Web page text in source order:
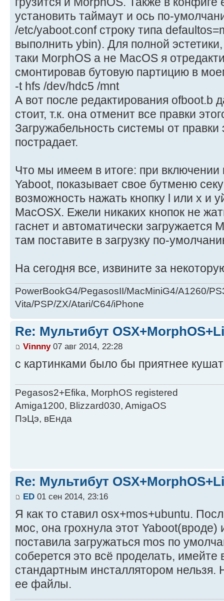
установить таймаут и ось по-
/etc/yaboot.conf строку типа
выполнить ybin). Для полной
таки MorphOS а не MacOS я
смонтировав бутовую партицию в
-t hfs /dev/hdc5 /mnt
А вот после редактирования ofboot.b
стоит, т.к. она отменит все правки
Загружабельность системы от
пострадает.
Что мы имеем в итоге: при включении
Yaboot, показывает свое бутменю
возможность нажать кнопку l или x и
MacOSX. Ежели никаких кнопок не
гаснет и автоматически загружается
там поставите в загрузку по-
На сегодня все, извините за
PowerBookG4/PegasosII/MacMiniG4/A1260/
Vita/PSP/ZX/Atari/C64/iPhone
Re: Мультибут
Vinnny07 авг 2014, 22:28
с картинками было бы приятнее
Pegasos2+Efika, MorphOS registered
Amiga1200, Blizzard030, AmigaOS
ПэЦэ, вЕнда
Re: Мультибут
ED 01 сен 2014, 23:16
Я как то ставил osx+mos+ubuntu.
мос, она грохнула этот Yaboot(вроде)
поставила загружаться mos по
соберется это всё проделать, имейте
стандартным инсталлятором нельзя.
ее файлы.